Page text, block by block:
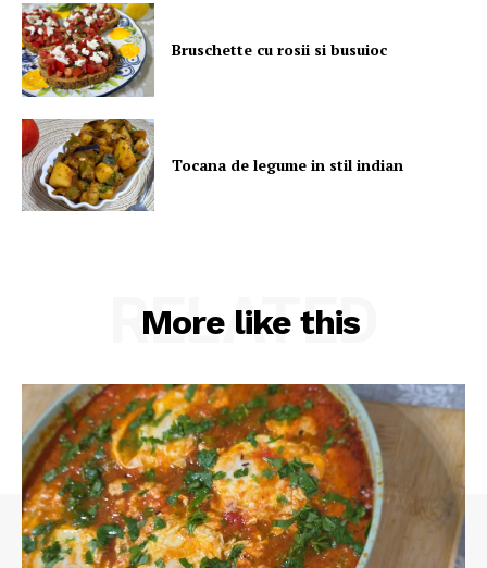
Bruschette cu rosii si busuioc
Tocana de legume in stil indian
More like this
RELATED